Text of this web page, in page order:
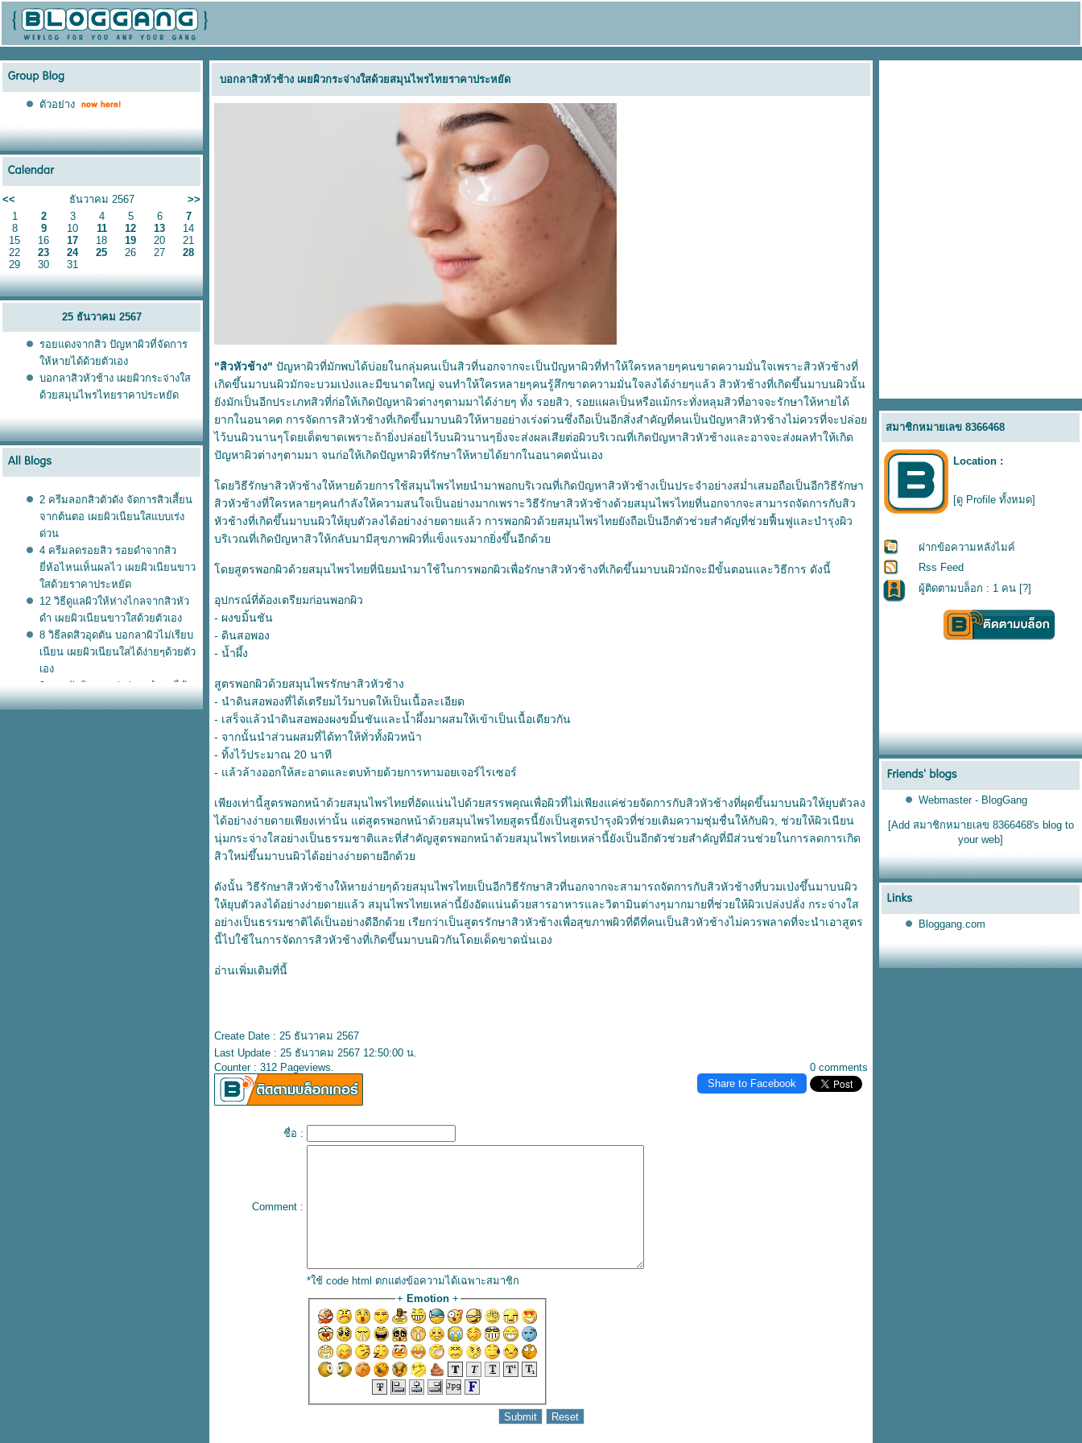
ตัวอย่าง
<< ธันวาคม 2567
>>
1
2 3 4 5 6
7
8
9 10 11 12 13
14
15
16 17 18 19 20
21
22
23 24 25 26 27
28
29
30 31
25 ธันวาคม 2567
รอยแดงจากสิว ปัญหาผิวที่จัดการ
ห้หายได้ด้วยตัวเอง
บอกลาสิวหัวช้าง เผยผิวกระจ่างใส
ด้วยสมุนไพรไทยราคาประหยัด
2 ครีมลอกสิวตัวดัง จัดการสิวเสี้ยน
จากต้นตอ เผยผิวเนียนใสแบบเร่ง
ด่วน
4 ครีมลดรอยสิว รอยดำจากสิว
ี่ห้อไหนเห็นผลไว เผยผิวเนียนขาว
สด้วยราคาประหยัด
12 วิธีดูแลผิวให้ห่างไกลจากสิวหัว
ดำ เผยผิวเนียนขาวใสด้วยตัวเอง
8 วิธีลดสิวอุดตัน บอกลาผิวไม่เรียบ
เนียน เผยผิวเนียนใสได้ง่ายๆด้วยตัว
เอง
3 สูตรขัดผิวขาวเร่งด่วน ทำเองได้
ง่ายๆ ประหยัดเงินในกระเป๋า
บอกลาสิวหัวช้าง เผยผิวกระจ่างใสด้วยสมุนไพรไทยราคาประหยัด
"สิวหัวช้าง" ปัญหาผิวที่มักพบได้บ่อยในกลุ่มคนเป็นสิวที่นอกจากจะเป็นปัญหาผิวที่ทำให้ใครหลายๆคนขาดความมั่นใจเพราะสิวหัวช้างที่
เกิดขึ้นมาบนผิวมักจะบวมเป่งและมีขนาดใหญ่ จนทำให้ใครหลายๆคนรู้สึกขาดความมั่นใจลงได้ง่ายๆแล้ว สิวหัวช้างที่เกิดขึ้นมาบนผิวนั้น
ังมักเป็นอีกประเภทสิวที่ก่อให้เกิดปัญหาผิวต่างๆตามมาได้ง่ายๆ ทั้ง รอยสิว, รอยแผลเป็นหรือแม้กระทั่งหลุมสิวที่อาจจะรักษาให้หายได้
ากในอนาคต การจัดการสิวหัวช้างที่เกิดขึ้นมาบนผิวให้หายอย่างเร่งด่วนซึ่งถือเป็นอีกสิ่งสำคัญที่คนเป็นปัญหาสิวหัวช้างไม่ควรที่จะปล่อ
ไว้บนผิวนานๆโดยเด็ดขาดเพราะถ้ายิ่งปล่อยไว้บนผิวนานๆยิ่งจะส่งผลเสียต่อผิวบริเวณที่เกิดปัญหาสิวหัวช้างและอาจจะส่งผลทำให้เกิด
ปัญหาผิวต่างๆตามมา จนก่อให้เกิดปัญหาผิวที่รักษาให้หายได้ยากในอนาคตนั่นเอง
ดยวิธีรักษาสิวหัวช้างให้หายด้วยการใช้สมุนไพรไทยนำมาพอกบริเวณที่เกิดปัญหาสิวหัวช้างเป็นประจำอย่างสม่ำเสมอถือเป็นอีกวิธีรักษา
สิวหัวช้างที่ใครหลายๆคนกำลังให้ความสนใจเป็นอย่างมากเพราะวิธีรักษาสิวหัวช้างด้วยสมุนไพรไทยที่นอกจากจะสามารถจัดการกับสิว
หัวช้างที่เกิดขึ้นมาบนผิวให้ยุบตัวลงได้อย่างง่ายดายแล้ว การพอกผิวด้วยสมุนไพรไทยยังถือเป็นอีกตัวช่วยสำคัญที่ช่วยฟื้นฟูและบำรุงผิว
บริเวณที่เกิดปัญหาสิวให้กลับมามีสุขภาพผิวที่แข็งแรงมากยิ่งขึ้นอีกด้ว
ดยสูตรพอกผิวด้วยสมุนไพรไทยที่นิยมนำมาใช้ในการพอกผิวเพื่อรักษาสิวหัวช้างที่เกิดขึ้นมาบนผิวมักจะมีขั้นตอนและวิธีการ ดังนี้
อุปกรณ์ที่ต้องเตรียมก่อนพอกผิว
- ผงขมิ้นชัน
- ดินสอพอง
- น้ำผึ้ง
สูตรพอกผิวด้วยสมุนไพรรักษาสิวหัวช้าง
- นำดินสอพองที่ได้เตรียมไว้มาบดให้เป็นเนื้อละเอียด
- เสร็จแล้วนำดินสอพองผงขมิ้นชันและน้ำผึ้งมาผสมให้เข้าเป็นเนื้อเดียวกัน
- จากนั้นนำส่วนผสมที่ได้ทาให้ทั่วทั้งผิวหน้า
- ทิ้งไว้ประมาณ 20 นาที
- แล้วล้างออกให้สะอาดและตบท้ายด้วยการทามอยเจอร์ไรเซอร์
เพียงเท่านี้สูตรพอกหน้าด้วยสมุนไพรไทยที่อัดแน่นไปด้วยสรรพคุณเพื่อผิวที่ไม่เพียงแค่ช่วยจัดการกับสิวหัวช้างที่ผุดขึ้นมาบนผิวให้ยุบตัวลง
ได้อย่างง่ายดายเพียงเท่านั้น แต่สูตรพอกหน้าด้วยสมุนไพรไทยสูตรนี้ยังเป็นสูตรบำรุงผิวที่ช่วยเติมความชุ่มชื่นให้กับผิว, ช่วยให้ผิวเนียน
นุ่มกระจ่างใสอย่างเป็นธรรมชาติและที่สำคัญสูตรพอกหน้าด้วยสมุนไพรไทยเหล่านี้ยังเป็นอีกตัวช่วยสำคัญที่มีส่วนช่วยในการลดการเกิด
สิวใหม่ขึ้นมาบนผิวได้อย่างง่ายดายอีกด้ว
ดังนั้น วิธีรักษาสิวหัวช้างให้หายง่ายๆด้วยสมุนไพรไทยเป็นอีกวิธีรักษาสิวที่นอกจากจะสามารถจัดการกับสิวหัวช้างที่บวมเป่งขึ้นมาบนผิว
ห้ยุบตัวลงได้อย่างง่ายดายแล้ว สมุนไพรไทยเหล่านี้ยังอัดแน่นด้วยสารอาหารและวิตามินต่างๆมากมายที่ช่วยให้ผิวเปล่งปลั่ง กระจ่างใส
อย่างเป็นธรรมชาติได้เป็นอย่างดีอีกด้วย เรียกว่าเป็นสูตรรักษาสิวหัวช้างเพื่อสุขภาพผิวที่ดีที่คนเป็นสิวหัวช้างไม่ควรพลาดที่จะนำเอาสูตร
นี้ไปใช้ในการจัดการสิวหัวช้างที่เกิดขึ้นมาบนผิวกันโดยเด็ดขาดนั่นเอง
อ่านเพิ่มเติมที่นี้
Create Date : 25 ธันวาคม 2567
Last Update : 25 ธันวาคม 2567 12:50:00 น.
0 comments
Counter : 312 Pageviews.
Share to Facebook
ชื่อ :
Comment :
*ใช้ code html ตกแต่งข้อความได้เฉพาะสมาชิก
+ Emotion+
สมาชิกหมายเลข 8366468
Location :
[ดู Profile ทั้งหมด]
ฝากข้อความหลังไมค์
Rss Feed
ผู้ติดตามบล็อก : 1 คน [?]
Webmaster - BlogGang
[Add สมาชิกหมายเลข 8366468's blog to
your web]
Bloggang.com